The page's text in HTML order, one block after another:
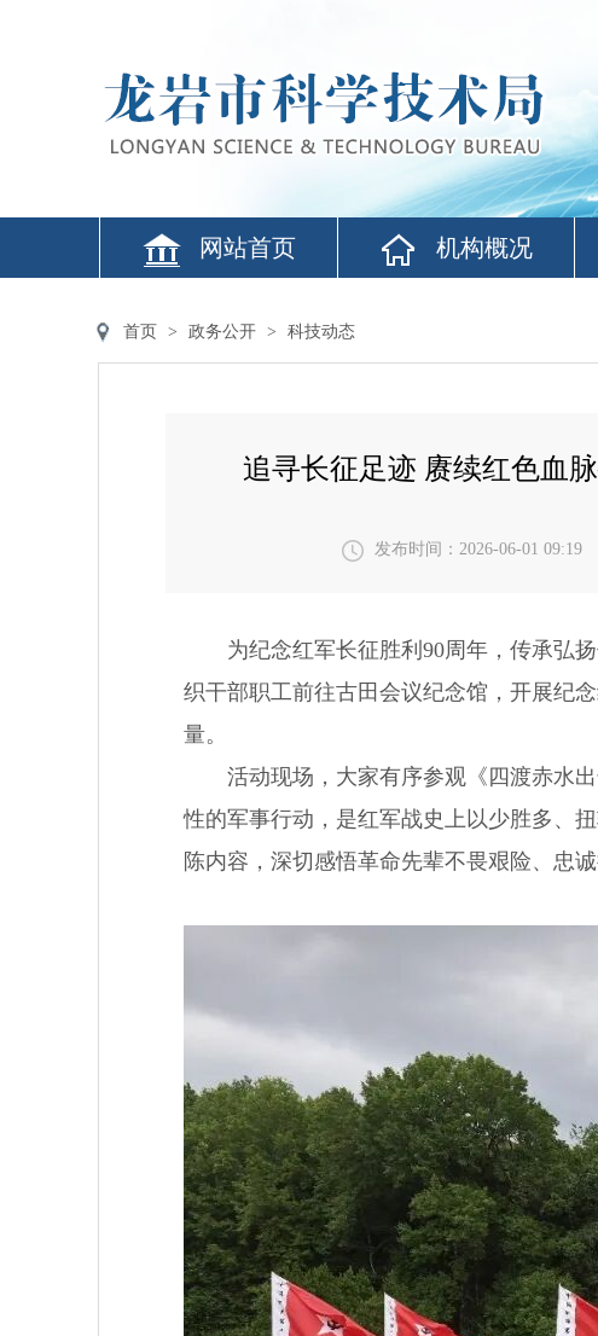
网站首页 机构概况
首页 > 政务公开 > 科技动态
追寻长征足迹 赓续红色血
发布时间：2026-06-01 09:19
为纪念红军长征胜利90周年，传承弘扬
织干部职工前往古田会议纪念馆，开展纪
量。
活动现场，大家有序参观《四渡赤水出
性的军事行动，是红军战史上以少胜多、
陈内容，深切感悟革命先辈不畏艰险、